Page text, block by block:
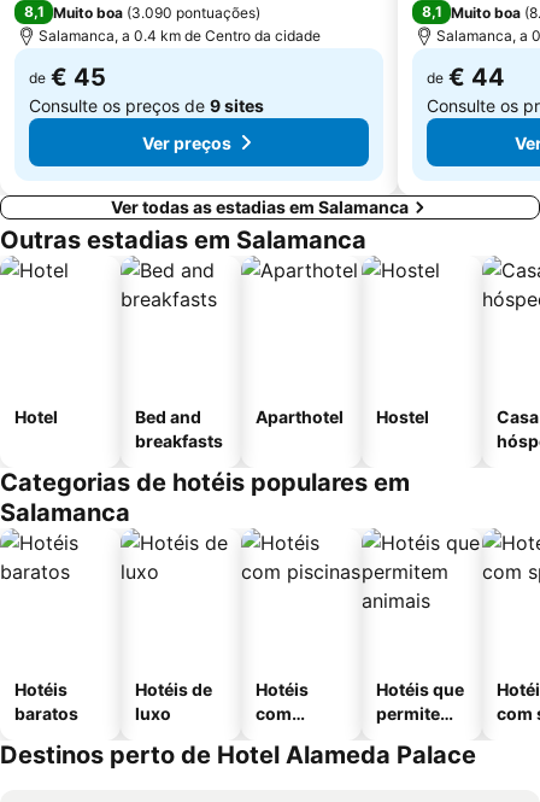
8,1 Muito boa (3.090 pontuações)
Salamanca, a 0.4 km de Centro da cidade
de € 45
Consulte os preços de 9 sites
Ver preços
8,1 Muito boa (
Salamanca, a
de € 44
Consulte os
Ver todas as estadias em Salamanca
Outras estadias em Salamanca
Hotel
Bed and
breakfasts
Aparthotel Hostel
Categorias de hotéis populares em
Salamanca
Hotéis
baratos
Hotéis de
luxo
Hotéis
com
Hotéis que
permitem
com
Destinos perto de Hotel Alameda Palace